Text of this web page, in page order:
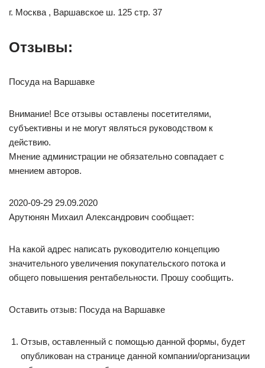
г. Москва , Варшавское ш. 125 стр. 37
Отзывы:
Посуда на Варшавке
Внимание! Все отзывы оставлены посетителями,
субъективны и не могут являться руководством к
действию.
Мнение администрации не обязательно совпадает с
мнением авторов.
2020-09-29 29.09.2020
Арутюнян Михаил Александрович сообщает:
На какой адрес написать руководителю концепцию
значительного увеличения покупательского потока и
общего повышения рентабельности. Прошу сообщить.
Оставить отзыв: Посуда на Варшавке
Отзыв, оставленный с помощью данной формы, будет
опубликован на странице данной компании/организации